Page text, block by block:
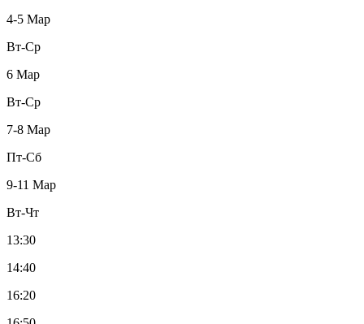
4-5 Мар
Вт-Ср
6 Мар
Вт-Ср
7-8 Мар
Пт-Сб
9-11 Мар
Вт-Чт
13:30
14:40
16:20